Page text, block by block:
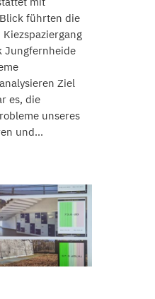
führten die
Jungfernheide
Ziel
es, die
unseres
und…